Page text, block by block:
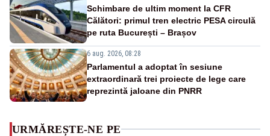
Schimbare de ultim moment la CFR
Călători: primul tren electric PESA circulă
pe ruta București – Brașov
6 aug. 2026, 08:28
Parlamentul a adoptat în sesiune
extraordinară trei proiecte de lege care
reprezintă jaloane din PNRR
URMĂREȘTE-NE PE